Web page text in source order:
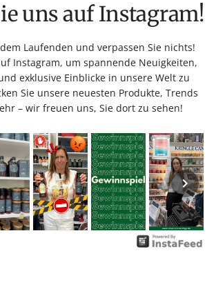
uns auf Instagram!
Laufenden und verpassen Sie nichts!
Instagram, um spannende Neuigkeiten,
exklusive Einblicke in unsere Welt zu
Sie unsere neuesten Produkte, Trends
– wir freuen uns, Sie dort zu sehen!